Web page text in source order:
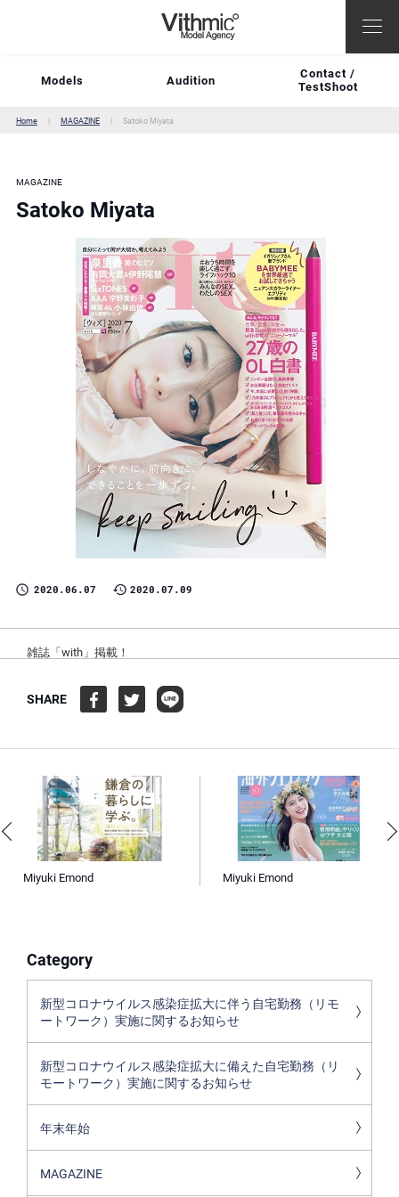
Models Audition
Contact /
TestShoot
Home MAGAZINE Satoko Miyata
MAGAZINE
Satoko Miyata
2020.06.07 2020.07.09
雑誌「with」掲載！
SHARE
Miyuki Emond Miyuki Emond
Category
新型コロナウイルス感染症拡大に伴う自宅勤務（リモ
ートワーク）実施に関するお知らせ
新型コロナウイルス感染症拡大に備えた自宅勤務（リ
モートワーク）実施に関するお知らせ
年末年始
MAGAZINE